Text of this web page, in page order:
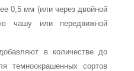
0,5 мм (или через двойной
чашу или передвижной
в количестве до
темноокрашенных сортов